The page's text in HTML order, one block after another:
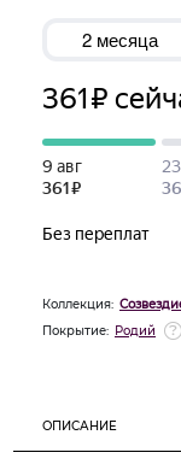
Коллекция:
Покрытие: Родий
ОПИСАНИЕ